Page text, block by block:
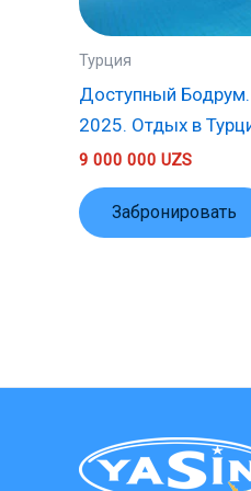
Турция
Доступный
2025. Отдых в
9 000 000 UZS
Забронировать